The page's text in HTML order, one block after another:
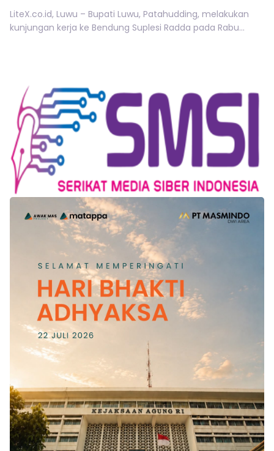
LiteX.co.id, Luwu – Bupati Luwu, Patahudding, melakukan
kunjungan kerja ke Bendung Suplesi Radda pada Rabu...